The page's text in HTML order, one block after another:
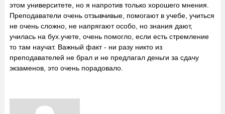
этом университете, но я напротив только хорошего мнения.
Преподаватели очень отзывчивые, помогают в учебе, учиться
не очень сложно, не напрягают особо, но знания дают,
училась на бух.учете, очень помогло, если есть стремление
то там научат. Важный факт - ни разу никто из
преподавателей не брал и не предлагал деньги за сдачу
экзаменов, это очень порадовало.